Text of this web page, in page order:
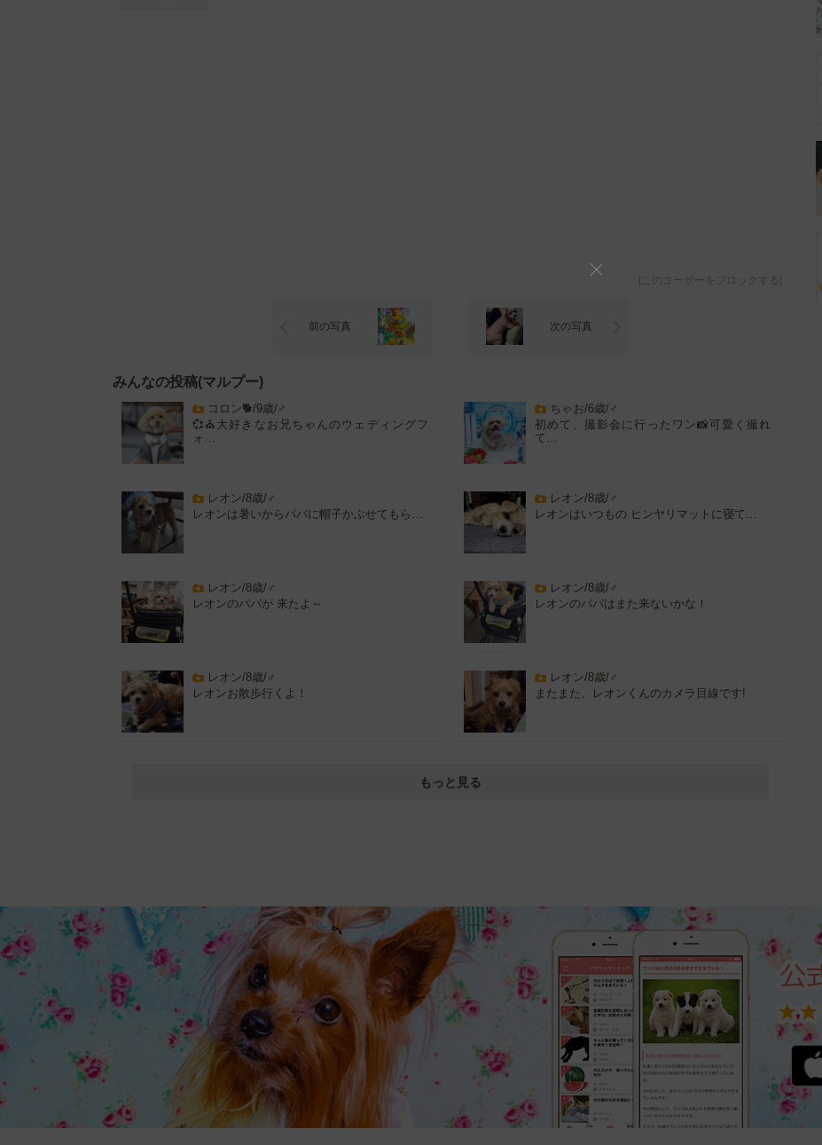
このユーザーをブロックする
前の写真 次の写真
みんなの投稿(マルプー)
コロン🐕/9歳/♂
💞⛪大好きなお兄ちゃんのウェディングフ
ォ…
ちゃお/6歳/♂
初めて、撮影会に行ったワン📸可愛く撮れ
て…
レオン/8歳/♂
レオンは暑いからパパに帽子かぶせてもら…
レオン/8歳/♂
レオンはいつもの ヒンヤリマットに寝て…
レオン/8歳/♂
レオンのパパが 来たよ～
レオン/8歳/♂
レオンのパパはまた来ないかな！
レオン/8歳/♂
レオンお散歩行くよ！
レオン/8歳/♂
またまた、レオンくんのカメラ目線です!
もっと見る